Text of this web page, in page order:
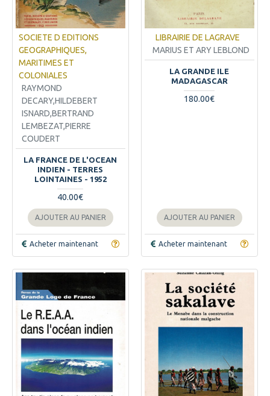
SOCIETE D EDITIONS
GEOGRAPHIQUES,
MARITIMES ET
COLONIALES
RAYMOND
DECARY,HILDEBERT
ISNARD,BERTRAND
LEMBEZAT,PIERRE
COUDERT
LA FRANCE DE L'OCEAN
INDIEN - TERRES
LOINTAINES - 1952
40.00€
AJOUTER AU PANIER
Acheter maintenant
LIBRAIRIE DE LAGRAVE
MARIUS ET ARY LEBLOND
LA GRANDE ILE
MADAGASCAR
180.00€
AJOUTER AU PANIER
Acheter maintenant